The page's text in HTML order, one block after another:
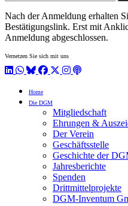
Nach der Anmeldung erhalten
Bestätigungslink. Erst mit
Anmeldung abgeschlossen.
Vernetzen Sie sich mit uns
LinkedIn
WhatsApp
BlueSky
Facebook
X / Twitter
Instagram
Podcast
Home
Die DGM
Mitgliedschaft
Ehrungen &
Der Verein
Geschäftsstelle
Geschichte der
Jahresberichte
Spenden
Drittmittelprojekte
DGM-Inventum